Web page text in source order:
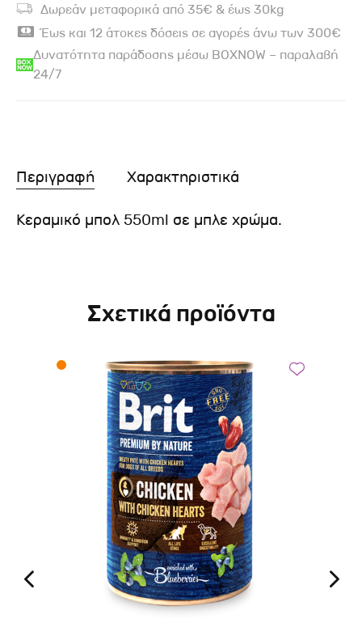
Δωρεάν μεταφορικά από 35€ & έως 30kg
Έως και 12 άτοκες δόσεις σε αγορές άνω των 300€
Δυνατότητα παράδοσης μέσω BOXNOW – παραλαβή
24/7
Περιγραφή Χαρακτηριστικά
Κεραμικό μπολ 550ml σε μπλε χρώμα.
Σχετικά προϊόντα